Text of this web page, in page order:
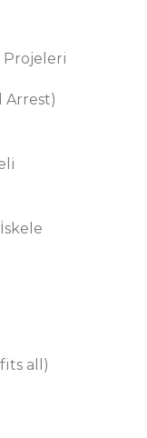
Projeleri
Arrest)
all)